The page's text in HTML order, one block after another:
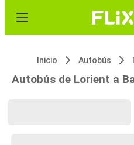
Inicio Autobús
Autobús de Lorient a